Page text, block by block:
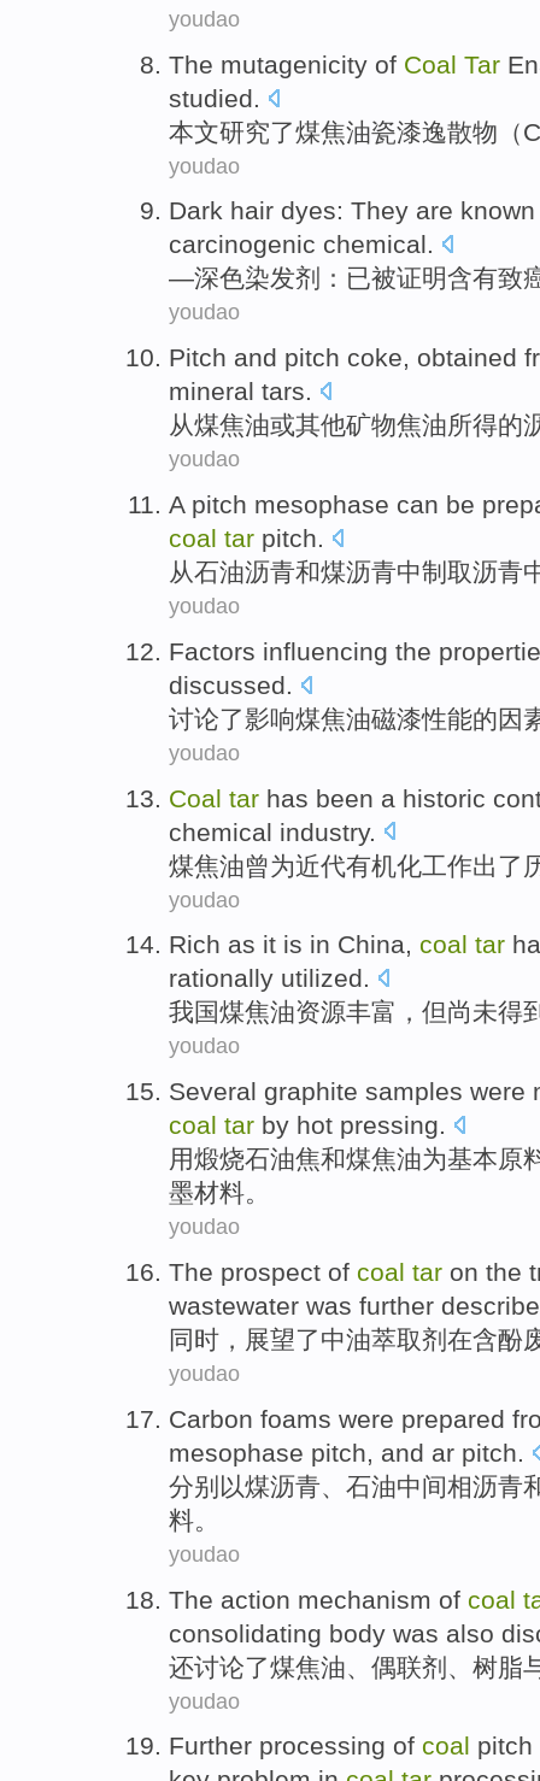
youdao
The mutagenicity of Coal Tar
studied
本文研究了煤焦油瓷漆逸散物（
youdao
Dark hair dyes: They are known
carcinogenic chemical.
—深色染发剂 ：已被证明含有致
youdao
Pitch and pitch coke, obtained
mineral tars.
从煤焦油或其他矿物焦油所得的
youdao
A pitch mesophase can be
coal tar pitch.
从石油沥青和煤沥青中制取沥青
youdao
Factors influencing the
discussed.
讨论了影响煤焦油磁漆性能的因
youdao
Coal tar has been a historic
chemical industry.
煤焦油曾为近代有机化工作出了
youdao
Rich as it is in China, coal tar
rationally utilized.
我国煤焦油资源丰富 ，但尚未得
youdao
Several graphite samples were
coal tar by hot pressing.
用煅烧石油焦和煤焦油为基本原
墨材料。
youdao
The prospect of coal tar on the
wastewater was further
同时 ，展望了中油萃取剂 在含酚
youdao
Carbon foams were prepared
mesophase pitch, and ar pitch.
分别以煤沥青、 石油中间相沥青
料。
youdao
The action mechanism of coal
consolidating body was also
还讨论了煤焦油 偶联剂 树脂
youdao
Further processing of coal pitch